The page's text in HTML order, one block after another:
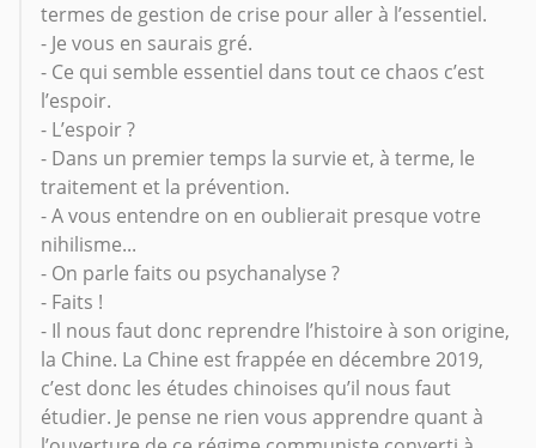
termes de gestion de crise pour aller à l’essentiel.
- Je vous en saurais gré.
- Ce qui semble essentiel dans tout ce chaos c’est
l’espoir.
- L’espoir ?
- Dans un premier temps la survie et, à terme, le
traitement et la prévention.
- A vous entendre on en oublierait presque votre
nihilisme...
- On parle faits ou psychanalyse ?
- Faits !
- Il nous faut donc reprendre l’histoire à son origine,
la Chine. La Chine est frappée en décembre 2019,
c’est donc les études chinoises qu’il nous faut
étudier. Je pense ne rien vous apprendre quant à